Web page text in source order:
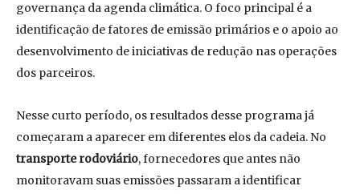
governança da agenda climática. O foco principal é a
identificação de fatores de emissão primários e o apoio ao
desenvolvimento de iniciativas de redução nas operações
dos parceiros.
Nesse curto período, os resultados desse programa já
começaram a aparecer em diferentes elos da cadeia. No
transporte rodoviário, fornecedores que antes não
monitoravam suas emissões passaram a identificar